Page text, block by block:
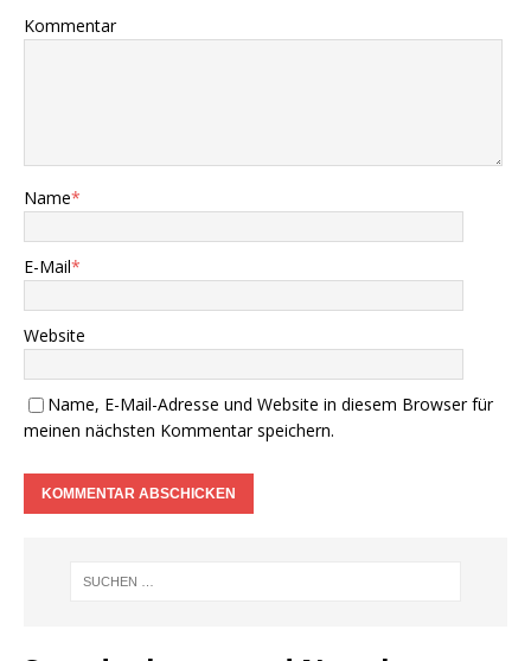
Kommentar
Name*
E-Mail*
Website
Name, E-Mail-Adresse und Website in diesem Browser für
meinen nächsten Kommentar speichern.